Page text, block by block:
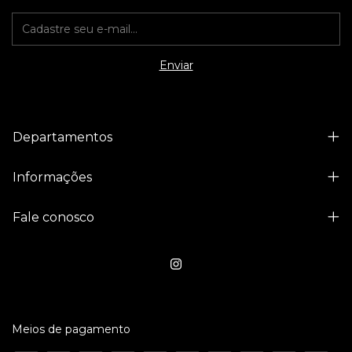
Departamentos
Informações
Fale conosco
Meios de pagamento